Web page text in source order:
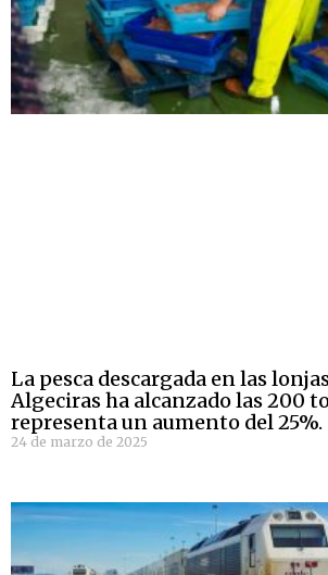
La pesca descargada en las
Algeciras ha alcanzado las 200
representa un aumento del 25%.
24 de marzo de 2025